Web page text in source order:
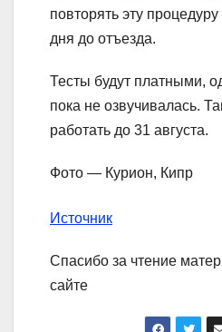
повторять эту
дня до отъезда.
Тесты будут платными,
пока не озвучивалась.
работать до 31 августа.
Фото — Курион, Кипр
Источник
Спасибо за чтение
сайте